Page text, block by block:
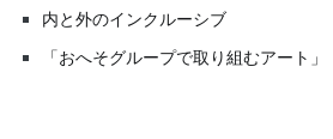
内と外のインクルーシブ
「おへそグループで取り組むアート」